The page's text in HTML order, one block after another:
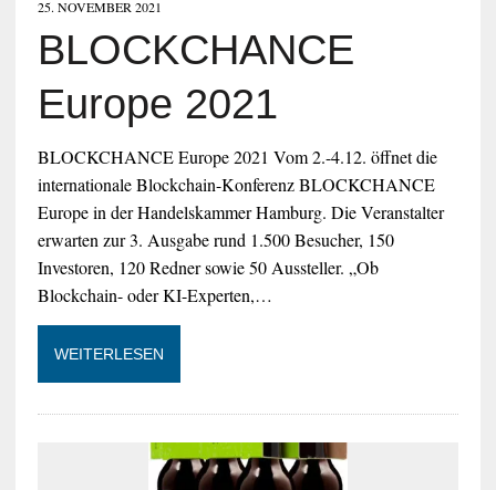
25. NOVEMBER 2021
BLOCKCHANCE
Europe 2021
BLOCKCHANCE Europe 2021 Vom 2.-4.12. öffnet die
internationale Blockchain-Konferenz BLOCKCHANCE
Europe in der Handelskammer Hamburg. Die Veranstalter
erwarten zur 3. Ausgabe rund 1.500 Besucher, 150
Investoren, 120 Redner sowie 50 Aussteller. „Ob
Blockchain- oder KI-Experten,…
WEITERLESEN